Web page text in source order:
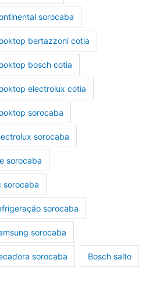
sorocaba
bertazzoni cotia
bosch cotia
electrolux cotia
sorocaba
sorocaba
sorocaba
sorocaba
sorocaba
sorocaba
sorocaba Bosch salto